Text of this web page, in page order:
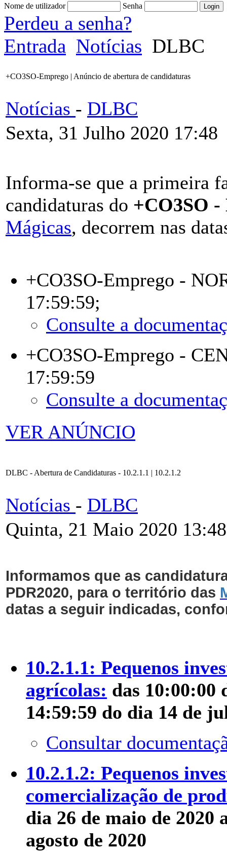
Nome de utilizador Senha
Perdeu a senha?
Entrada Notícias DLBC
+CO3SO-Emprego | Anúncio de abertura de candidaturas
Notícias - DLBC
Sexta, 31 Julho 2020 17:48
Informa-se que a primeira
candidaturas do +CO3SO -
Mágicas, decorrem nas
+CO3SO-Emprego -
17:59:59;
Consulte a
+CO3SO-Emprego -
17:59:59
Consulte a
VER ANÚNCIO
DLBC - Abertura de Candidaturas - 10.2.1.1 | 10.2.1.2
Notícias - DLBC
Quinta, 21 Maio 2020 13:48
Informamos que as
PDR2020, para o território das
datas a seguir indicadas,
10.2.1.1: Pequenos
agrícolas: das 10:00:00
14:59:59 do dia 14 de
Consultar
10.2.1.2: Pequenos
comercialização de
dia 26 de maio de 2020
agosto de 2020